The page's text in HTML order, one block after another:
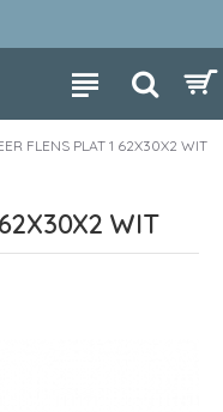
FLENS PLAT 1 62X30X2 WIT
WIT